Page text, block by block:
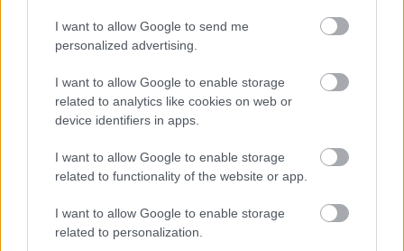
I want to allow Google to send me
personalized advertising.
I want to allow Google to enable storage
related to analytics like cookies on web or
device identifiers in apps.
I want to allow Google to enable storage
related to functionality of the website or app.
I want to allow Google to enable storage
related to personalization.
Diófélék
A dió, a mogyoró és a mandula antioxidánsokat, E-
tartalmaznak.
„A diófélék rendszeres fogyasztása
segíthet a koleszterinszint egyensúlyban tartásában,
testsúlyunkra is”– mondja Kaufman.
Haladj lépésről lépésre
Ha ezek az ételek eddig nem képezték